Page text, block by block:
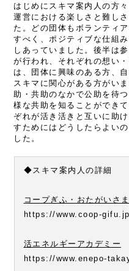
はじめにスキマ案内人の方
運営における楽しさと難し
た。どの団体もボランティ
すべく、ポジティブな仕組
しあっていました。後半は
が行われ、それぞれの想い
は、団体に興味のある方、
スキマに関心がある方がい
助・共助のなかで公助を待
様な共助を知ることができ
ぞれが活き活きと互いに助
すためにはどうしたらよい
した。
◆スキマ案内人の詳細
コープぎふ・おたがいさ
https://www.coop-
活エネルギーアカデミー
https://www.enepo-